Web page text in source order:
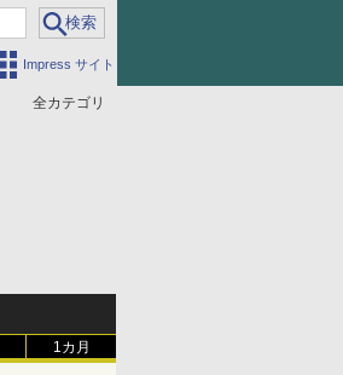
Impress サイト
全カテゴリ
1カ月